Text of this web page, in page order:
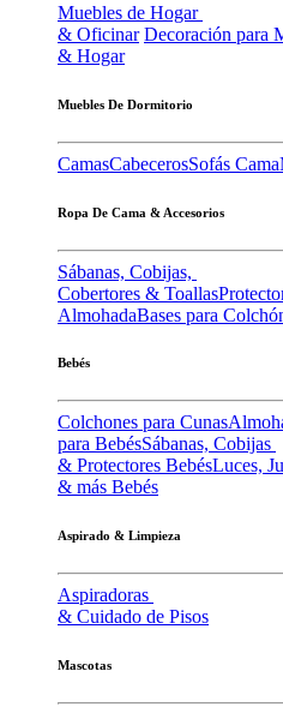
Muebles de Hogar
& Oficinar Decoración para
& Hogar
Muebles De Dormitorio
CamasCabecerosSofás Cama
Ropa De Cama & Accesorios
Sábanas, Cobijas,
Cobertores & Toallas
AlmohadaBases para
Bebés
Colchones para Cunas
para BebésSábanas, Cobijas
& Protectores BebésLuces,
& más Bebés
Aspirado & Limpieza
Aspiradoras
& Cuidado de Pisos
Mascotas